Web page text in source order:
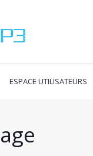
ESPACE UTILISATEURS